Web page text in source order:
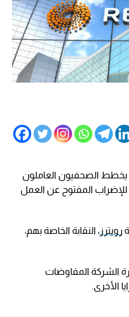
يخطط الصحفيون العاملون
للإضراب المفتوح عن العمل
رويترز ، النقابة الخاصة بهم،
الشركة المفاوضات
الأخرى.